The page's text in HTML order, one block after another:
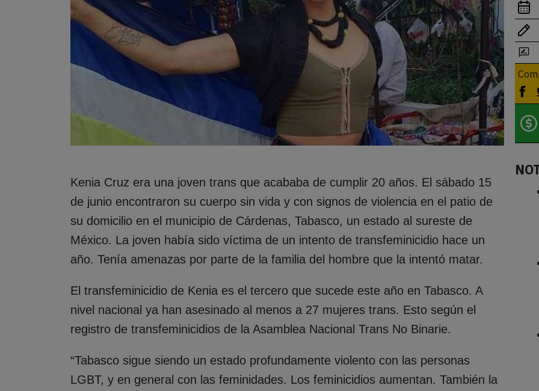
Kenia Cruz era una joven trans que acababa de cumplir 20 años. El sábado 15
de junio encontraron su cuerpo sin vida y con signos de violencia en el patio de
su domicilio en el municipio de Cárdenas, Tabasco, un estado al sureste de
México. La joven había sido víctima de un intento de transfeminicidio hace un
año. Tenía amenazas por parte de la familia del hombre que la intentó matar.
El transfeminicidio de Kenia es el tercero que sucede este año en Tabasco. A
nivel nacional ya han asesinado al menos a 27 mujeres trans. Esto según el
registro de transfeminicidios de la Asamblea Nacional Trans No Binarie.
“Tabasco sigue siendo un estado profundamente violento con las personas
LGBT, y en general con las feminidades. Los feminicidios aumentan. También la